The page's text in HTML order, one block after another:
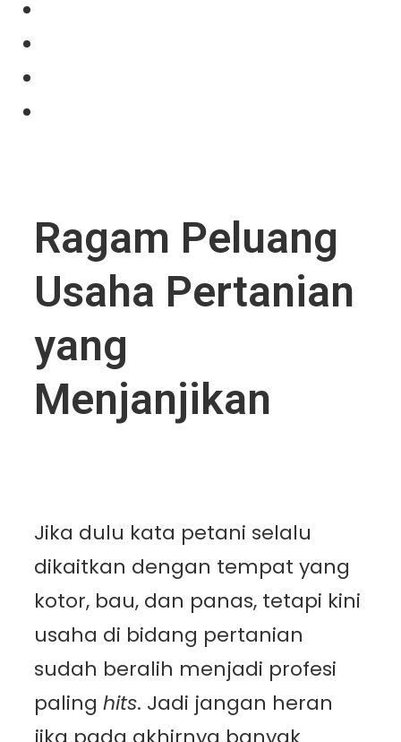
Ragam Peluang
Usaha Pertanian
yang
Menjanjikan
Jika dulu kata petani selalu
dikaitkan dengan tempat yang
kotor, bau, dan panas, tetapi kini
usaha di bidang pertanian
sudah beralih menjadi profesi
paling hits. Jadi jangan heran